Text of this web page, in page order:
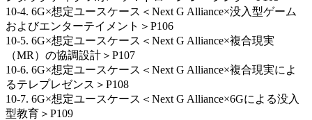
10-4. 6G×想定ユースケース＜Next G Alliance×没入型ゲーム
およびエンターテイメント＞P106
10-5. 6G×想定ユースケース＜Next G Alliance×複合現実
（MR）の協調設計＞P107
10-6. 6G×想定ユースケース＜Next G Alliance×複合現実によ
るテレプレゼンス＞P108
10-7. 6G×想定ユースケース＜Next G Alliance×6Gによる没入
型教育＞P109